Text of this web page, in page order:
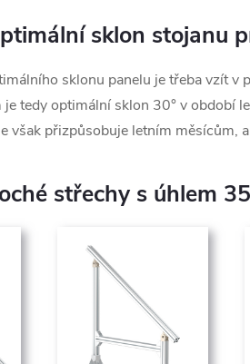
sklon stojanu
sklonu panelu je třeba vzít v
je tedy optimální sklon 30° v období
však přizpůsobuje letním měsícům,
střechy s úhlem